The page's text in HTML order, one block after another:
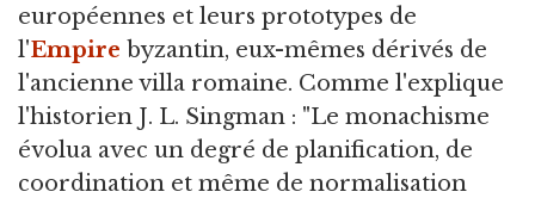
européennes et leurs prototypes de
l'Empire byzantin, eux-mêmes dérivés de
l'ancienne villa romaine. Comme l'explique
l'historien J. L. Singman : "Le monachisme
évolua avec un degré de planification, de
coordination et même de normalisation